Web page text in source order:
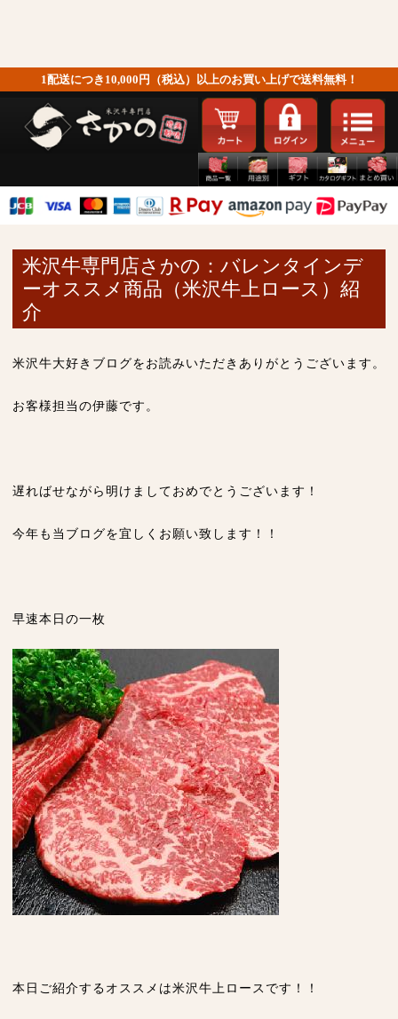
1配送につき10,000円（税込）以上のお買い上げで送料無料！
米沢牛専門店さかの：バレンタインデ
ーオススメ商品（米沢牛上ロース）紹
介
米沢牛大好きブログをお読みいただきありがとうございます。
お客様担当の伊藤です。
遅ればせながら明けましておめでとうございます！
今年も当ブログを宜しくお願い致します！！
早速本日の一枚
本日ご紹介するオススメは米沢牛上ロースです！！